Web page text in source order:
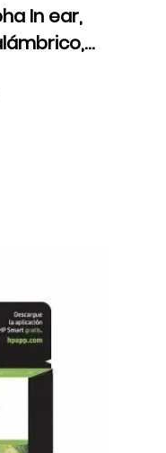
In ear,